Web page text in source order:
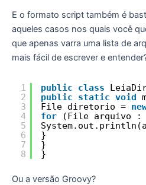
E o formato script também é
aqueles casos nos quais você
que apenas varra uma lista de
mais fácil de escrever e
1
2
3
4
5
6
7
8
public class
public
static void
File diretorio =
for
(File arquivo
}
}
}
Ou a versão Groovy?